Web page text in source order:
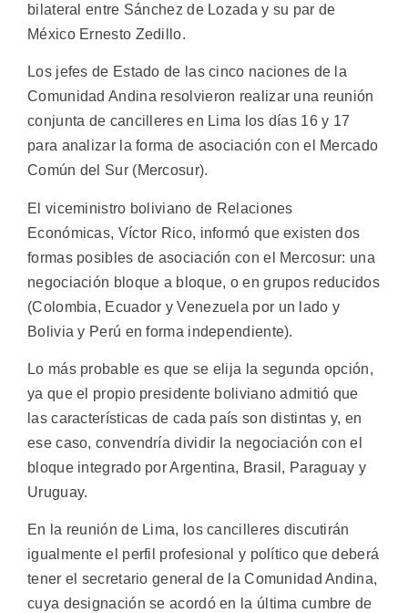
bilateral entre Sánchez de Lozada y su par de
México Ernesto Zedillo.
Los jefes de Estado de las cinco naciones de la
Comunidad Andina resolvieron realizar una reunión
conjunta de cancilleres en Lima los días 16 y 17
para analizar la forma de asociación con el Mercado
Común del Sur (Mercosur).
El viceministro boliviano de Relaciones
Económicas, Víctor Rico, informó que existen dos
formas posibles de asociación con el Mercosur: una
negociación bloque a bloque, o en grupos reducidos
(Colombia, Ecuador y Venezuela por un lado y
Bolivia y Perú en forma independiente).
Lo más probable es que se elija la segunda opción,
ya que el propio presidente boliviano admitió que
las características de cada país son distintas y, en
ese caso, convendría dividir la negociación con el
bloque integrado por Argentina, Brasil, Paraguay y
Uruguay.
En la reunión de Lima, los cancilleres discutirán
igualmente el perfil profesional y político que deberá
tener el secretario general de la Comunidad Andina,
cuya designación se acordó en la última cumbre de